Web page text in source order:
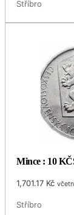
Stříbro
Mince : 10
1,701.17 Kč
Stříbro